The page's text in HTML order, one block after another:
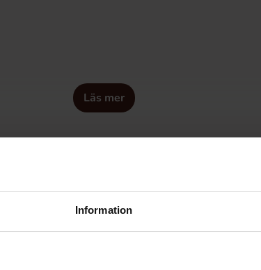
Information
Läs mer